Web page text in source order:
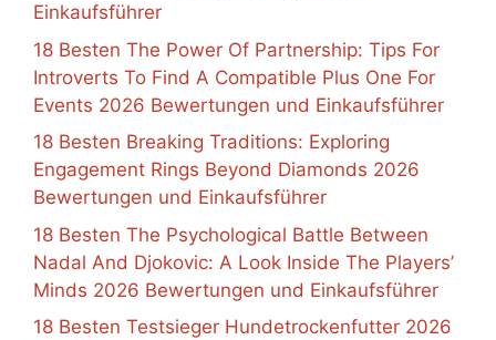
Einkaufsführer
18 Besten The Power Of Partnership: Tips For
Introverts To Find A Compatible Plus One For
Events 2026 Bewertungen und Einkaufsführer
18 Besten Breaking Traditions: Exploring
Engagement Rings Beyond Diamonds 2026
Bewertungen und Einkaufsführer
18 Besten The Psychological Battle Between
Nadal And Djokovic: A Look Inside The Players’
Minds 2026 Bewertungen und Einkaufsführer
18 Besten Testsieger Hundetrockenfutter 2026